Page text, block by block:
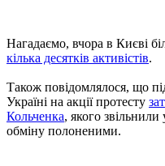
Нагадаємо, вчора в Києві
кілька десятків активістів.
Також повідомлялося, що
Україні на акції протесту
Кольченка, якого
обміну полоненими.